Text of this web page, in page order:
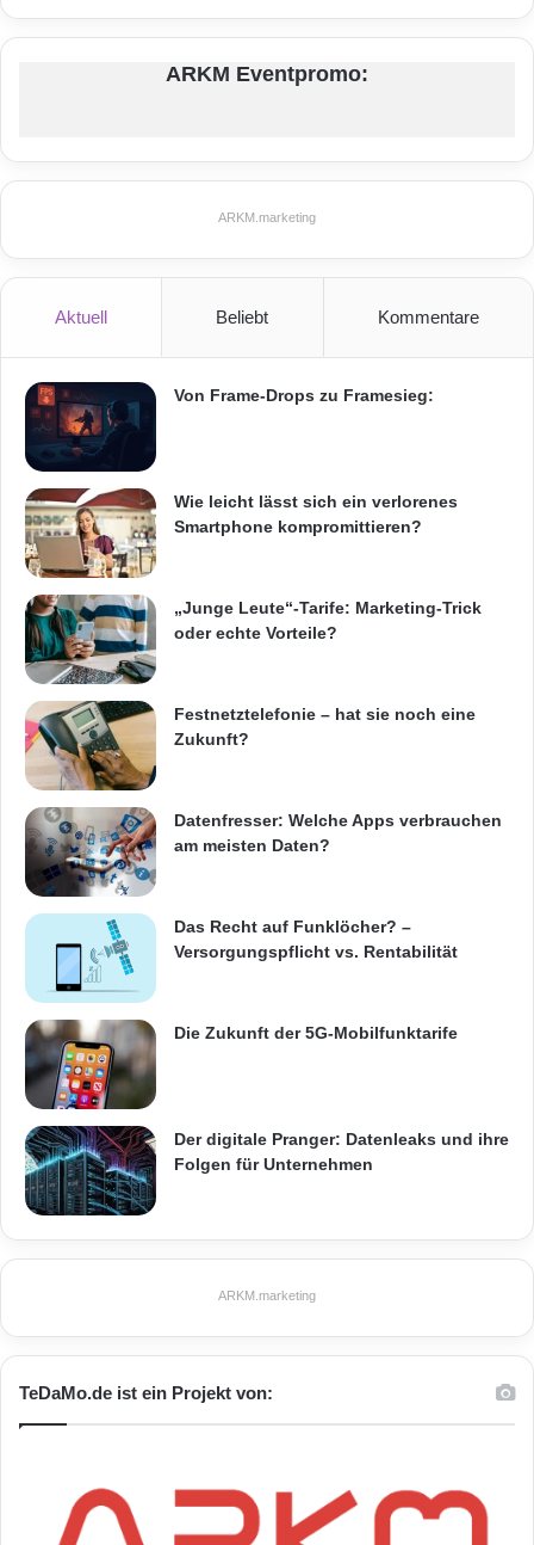
ARKM Eventpromo:
ARKM.marketing
Aktuell Beliebt Kommentare
Von Frame-Drops zu Framesieg:
Wie leicht lässt sich ein verlorenes
Smartphone kompromittieren?
„Junge Leute“-Tarife: Marketing-Trick
oder echte Vorteile?
Festnetztelefonie – hat sie noch eine
Zukunft?
Datenfresser: Welche Apps verbrauchen
am meisten Daten?
Das Recht auf Funklöcher? –
Versorgungspflicht vs. Rentabilität
Die Zukunft der 5G-Mobilfunktarife
Der digitale Pranger: Datenleaks und ihre
Folgen für Unternehmen
ARKM.marketing
TeDaMo.de ist ein Projekt von: